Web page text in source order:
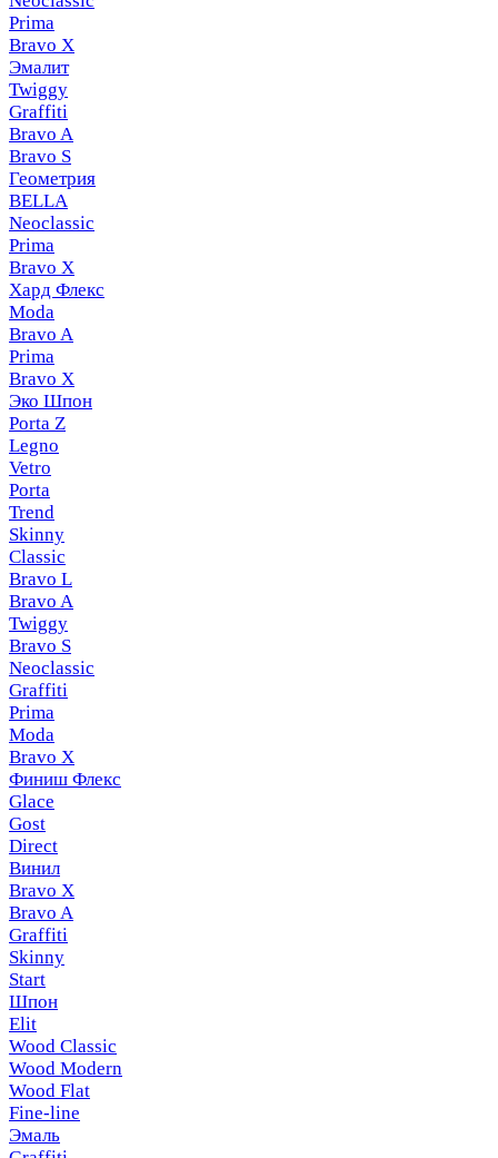
Prima
Bravo X
Эмалит
Twiggy
Graffiti
Bravo A
Bravo S
Геометрия
BELLA
Neoclassic
Prima
Bravo X
Хард Флекс
Moda
Bravo A
Prima
Bravo X
Эко Шпон
Porta Z
Legno
Vetro
Porta
Trend
Skinny
Classic
Bravo L
Bravo A
Twiggy
Bravo S
Neoclassic
Graffiti
Prima
Moda
Bravo X
Финиш Флекс
Glace
Gost
Direct
Винил
Bravo X
Bravo A
Graffiti
Skinny
Start
Шпон
Elit
Wood Classic
Wood Modern
Wood Flat
Fine-line
Эмаль